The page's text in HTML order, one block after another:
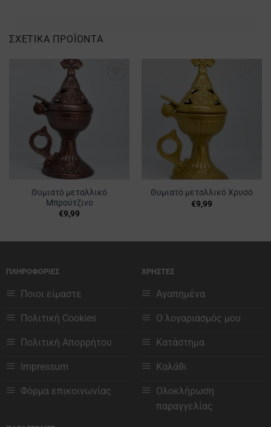
ΣΧΕΤΙΚΆ ΠΡΟΪΌΝΤΑ
Αγαπημένα
Θυμιατό μεταλλικό
Μπρούτζινο
€9,99
Αγαπημένα
Θυμιατό μεταλλικό Χρυσό
€9,99
ΠΛΗΡΟΦΟΡΙΕΣ
Ποιοι είμαστε
Πολιτική Cookies
Πολιτική Απορρήτου
Impressum
Φόρμα επικοινωνίας
ΧΡΗΣΤΕΣ
Αγαπημένα
Ο λογαριασμός μου
Κατάστημα
Καλάθι
Ολοκλήρωση
παραγγελίας